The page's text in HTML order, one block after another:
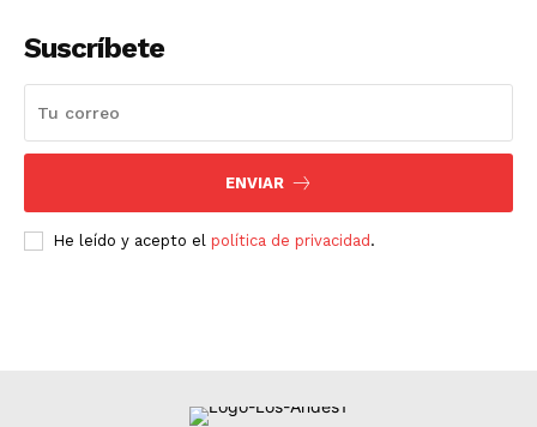
Suscríbete
ENVIAR
He leído y acepto el política de privacidad .